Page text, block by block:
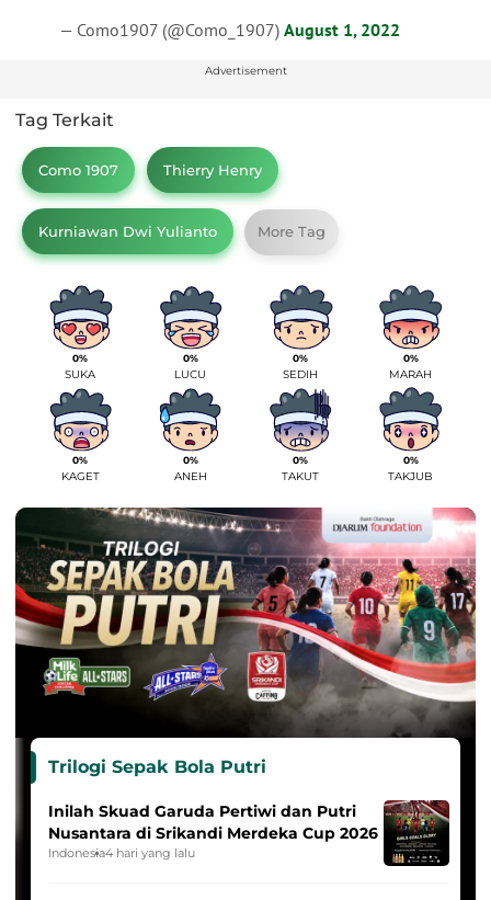
— Como1907 (@Como_1907) August 1, 2022
Advertisement
Tag Terkait
Como 1907 Thierry Henry
Kurniawan Dwi Yulianto More Tag
0%
SUKA
0%
LUCU
0%
SEDIH
0%
MARAH
0%
KAGET
0%
ANEH
0%
TAKUT
0%
TAKJUB
Trilogi Sepak Bola Putri
Inilah Skuad Garuda Pertiwi dan Putri
Nusantara di Srikandi Merdeka Cup 2026
Indonesia4 hari yang lalu